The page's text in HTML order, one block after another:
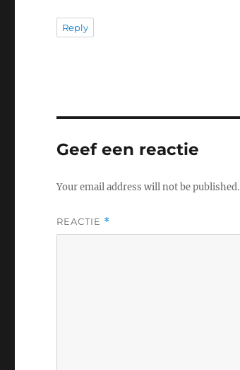
Reply
Geef een reactie
Your email address will not be published.
REACTIE *